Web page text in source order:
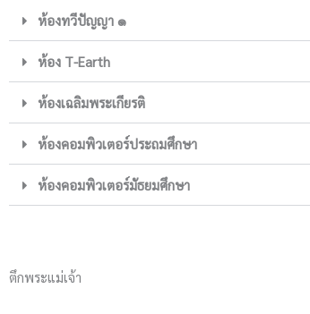
ห้องทวีปัญญา ๑
ห้อง T-Earth
ห้องเฉลิมพระเกียรติ
ห้องคอมพิวเตอร์ประถมศึกษา
ห้องคอมพิวเตอร์มัธยมศึกษา
ตึกพระแม่เจ้า